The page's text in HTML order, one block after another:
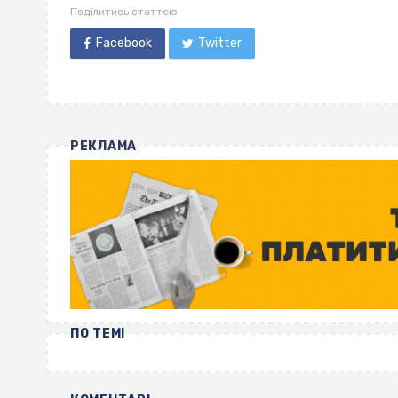
Поділитись статтею
Facebook Twitter
РЕКЛАМА
ПО ТЕМІ